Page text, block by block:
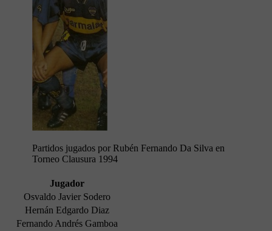
Partidos jugados por Rubén Fernando Da Silva en
Torneo Clausura 1994
Jugador
Osvaldo Javier Sodero
Hernán Edgardo Diaz
Fernando Andrés Gamboa